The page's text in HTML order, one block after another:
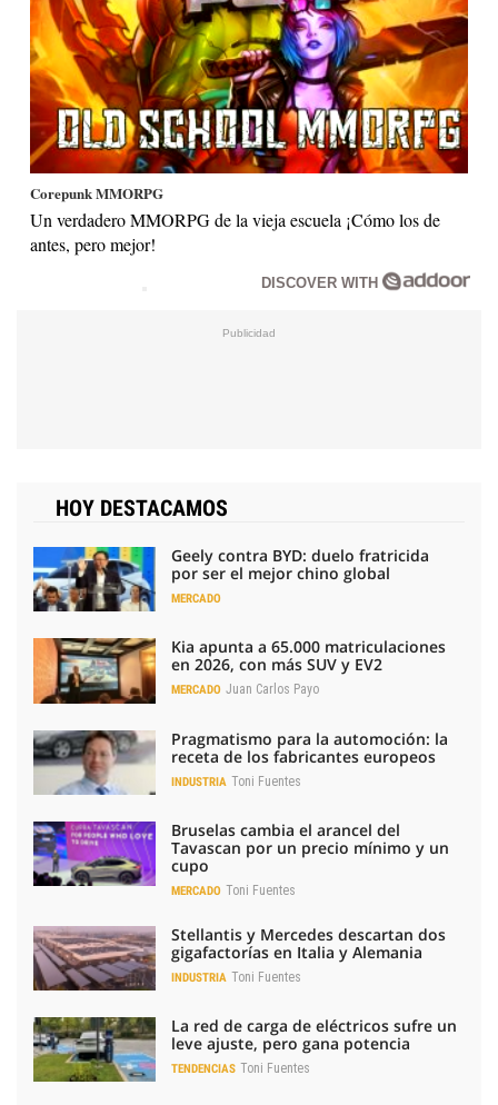
Corepunk MMORPG
Un verdadero MMORPG de la vieja escuela ¡Cómo los de
antes, pero mejor!
DISCOVER WITH
HOY DESTACAMOS
Geely contra BYD: duelo fratricida
por ser el mejor chino global
MERCADO
Kia apunta a 65.000 matriculaciones
en 2026, con más SUV y EV2
MERCADO Juan Carlos Payo
Pragmatismo para la automoción: la
receta de los fabricantes europeos
INDUSTRIA Toni Fuentes
Bruselas cambia el arancel del
Tavascan por un precio mínimo y un
cupo
MERCADO Toni Fuentes
Stellantis y Mercedes descartan dos
gigafactorías en Italia y Alemania
INDUSTRIA Toni Fuentes
La red de carga de eléctricos sufre un
leve ajuste, pero gana potencia
TENDENCIAS Toni Fuentes